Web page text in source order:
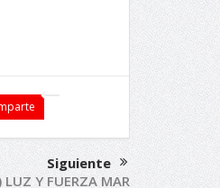
Siguiente
Y FUERZA MAR